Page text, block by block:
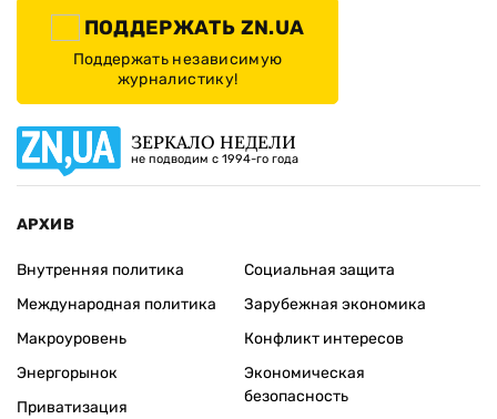
ПОДДЕРЖАТЬ ZN.UA
Поддержать независимую
журналистику!
ЗЕРКАЛО НЕДЕЛИ
не подводим с 1994-го года
АРХИВ
Внутренняя политика
Международная политика
Макроуровень
Энергорынок
Приватизация
Социальная защита
Зарубежная экономика
Конфликт интересов
Экономическая
безопасность